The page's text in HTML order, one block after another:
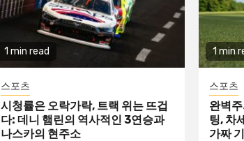
1 min read
스포츠
시청률은 오락가락, 트랙 위는 뜨겁
다: 데니 햄린의 역사적인 3연승과
나스카의 현주소
1 min
스포츠
완벽
팅, 차
가짜